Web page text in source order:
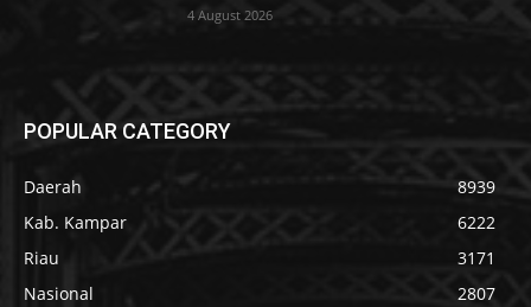
4 August 2026
POPULAR CATEGORY
Daerah
8939
Kab. Kampar
6222
Riau
3171
Nasional
2807